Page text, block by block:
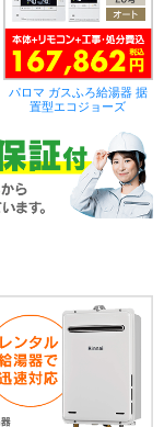
パロマ ガスふろ給湯器 据
置型エコジョーズ